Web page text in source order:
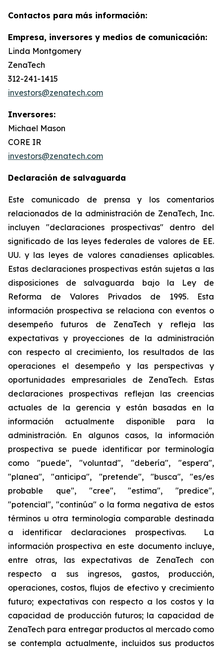
Contactos para más información:
Empresa, inversores y medios de comunicación:
Linda Montgomery
ZenaTech
312-241-1415
investors@zenatech.com
Inversores:
Michael Mason
CORE IR
investors@zenatech.com
Declaración de salvaguarda
Este comunicado de prensa y los comentarios
relacionados de la administración de ZenaTech, Inc.
incluyen "declaraciones prospectivas" dentro del
significado de las leyes federales de valores de EE.
UU. y las leyes de valores canadienses aplicables.
Estas declaraciones prospectivas están sujetas a las
disposiciones de salvaguarda bajo la Ley de
Reforma de Valores Privados de 1995. Esta
información prospectiva se relaciona con eventos o
desempeño futuros de ZenaTech y refleja las
expectativas y proyecciones de la administración
con respecto al crecimiento, los resultados de las
operaciones el desempeño y las perspectivas y
oportunidades empresariales de ZenaTech. Estas
declaraciones prospectivas reflejan las creencias
actuales de la gerencia y están basadas en la
información actualmente disponible para la
administración. En algunos casos, la información
prospectiva se puede identificar por terminología
como "puede", "voluntad", "debería", "espera",
"planea", "anticipa", "pretende", "busca", "es/es
probable que", "cree", "estima", "predice",
"potencial", "continúa" o la forma negativa de estos
términos u otra terminología comparable destinada
a identificar declaraciones prospectivas. La
información prospectiva en este documento incluye,
entre otras, las expectativas de ZenaTech con
respecto a sus ingresos, gastos, producción,
operaciones, costos, flujos de efectivo y crecimiento
futuro; expectativas con respecto a los costos y la
capacidad de producción futuros; la capacidad de
ZenaTech para entregar productos al mercado como
se contempla actualmente, incluidos sus productos